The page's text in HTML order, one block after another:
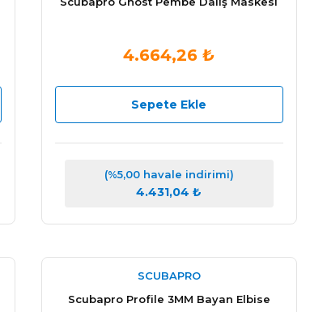
4.664,26 ₺
Sepete Ekle
(%5,00 havale indirimi)
4.431,04 ₺
SCUBAPRO
Scubapro Profile 3MM Bayan Elbise